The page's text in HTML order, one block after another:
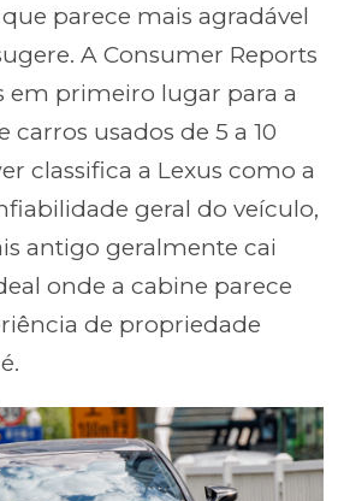
parece mais agradável
A Consumer Reports
em primeiro lugar para a
usados de 5 a 10
classifica a Lexus como a
geral do veículo,
antigo geralmente cai
onde a cabine parece
de propriedade